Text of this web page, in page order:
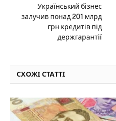
Український бізнес
залучив понад 201 млрд
грн кредитів під
держгарантії
СХОЖІ СТАТТІ